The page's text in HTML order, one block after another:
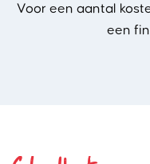
Voor een aantal
een